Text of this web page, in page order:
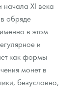
начала XI века
обряде
в этом
и
как формы
монет в
безусловно,